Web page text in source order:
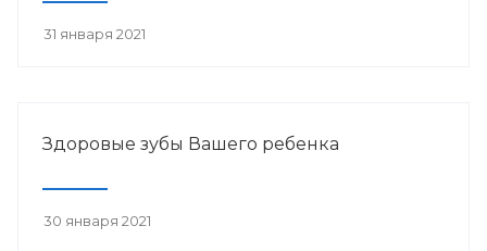
31 января 2021
Здоровые зубы Вашего ребенка
30 января 2021